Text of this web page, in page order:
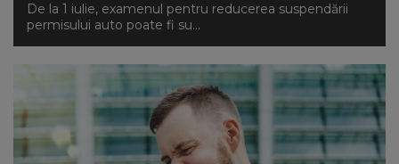
De la 1 iulie, examenul pentru reducerea suspendării
permisului auto poate fi su...